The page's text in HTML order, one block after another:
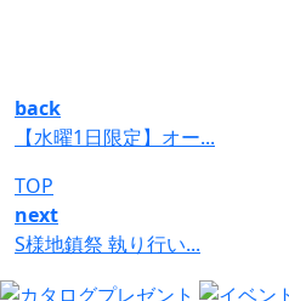
back
【水曜1日限定】オー...
TOP
next
S様地鎮祭 執り行い...